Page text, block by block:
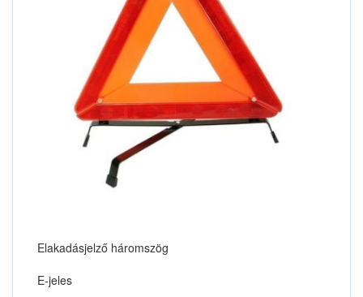
Elakadásjelző háromszög
E-jeles